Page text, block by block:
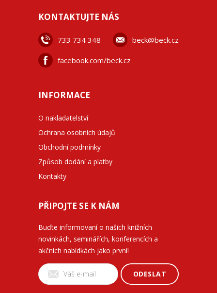
KONTAKTUJTE NÁS
733 734 348 beck@beck.cz
facebook.com/beck.cz
INFORMACE
O nakladatelství
Ochrana osobních údajů
Obchodní podmínky
Způsob dodání a platby
Kontakty
PŘIPOJTE SE K NÁM
Buďte informovaní o našich knižních
novinkách, seminářích, konferencích a
akčních nabídkách jako první!
ODESLAT